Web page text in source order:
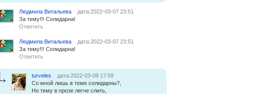
Людмила Витальева
дата:2022-03-07 23:51
За тему!!! Солидарна!
Ответить
Людмила Витальева
дата:2022-03-07 23:51
За тему!!! Солидарна!
Ответить
turveles
дата:2022-03-09 17:59
Со мной лишь в теме солидарны?,
Но тему в прозе легче слить,